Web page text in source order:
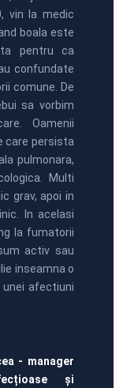
vin la medic
boala este
pentru ca
confundate
comune. De
sa vorbim
Oamenii
care persista
pulmonara,
Multi
grav, apoi in
In acelasi
la fumatorii
activ sau
inseamna o
afectiuni
- manager
și